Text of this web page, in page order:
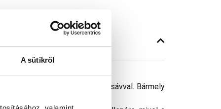
A sütikről
butilkaucsuk ragasztósávval. Bármely